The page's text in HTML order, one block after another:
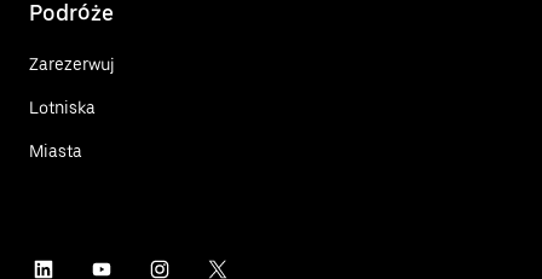
Podróże
Zarezerwuj
Lotniska
Miasta